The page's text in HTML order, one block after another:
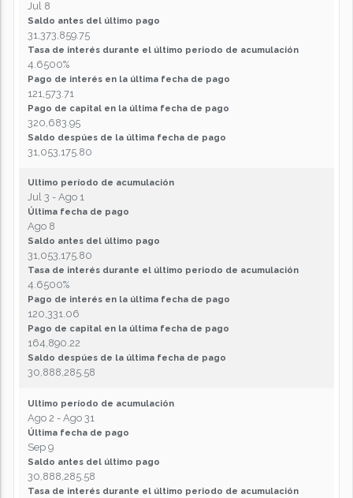
Jul 8
Saldo antes del último pago
31,373,859.75
Tasa de interés durante el último periodo de acumulación
4.6500%
Pago de interés en la última fecha de pago
121,573.71
Pago de capital en la última fecha de pago
320,683.95
Saldo despúes de la última fecha de pago
31,053,175.80
Ultimo período de acumulación
Jul 3 - Ago 1
Última fecha de pago
Ago 8
Saldo antes del último pago
31,053,175.80
Tasa de interés durante el último periodo de acumulación
4.6500%
Pago de interés en la última fecha de pago
120,331.06
Pago de capital en la última fecha de pago
164,890.22
Saldo despúes de la última fecha de pago
30,888,285.58
Ultimo período de acumulación
Ago 2 - Ago 31
Última fecha de pago
Sep 9
Saldo antes del último pago
30,888,285.58
Tasa de interés durante el último periodo de acumulación